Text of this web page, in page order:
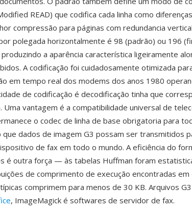
READ) que codifica cada linha como
compressão para páginas com redundancia
polegada horizontalmente é 98 (padrão) ou 196
a aparência característica ligeiramente
A codificação foi cuidadosamente otimizada
em tempo real dos modems dos anos 1980
de codificação é decodificação tinha que
Uma vantagem é a compatibilidade universal de
o codec de linha de base obrigatoria para
que dados de imagem G3 possam ser transmitidos
de fax em todo o mundo. A eficiência do
é outra força — às tabelas Huffman foram
de comprimento de execução encontradas
comprimem para menos de 30 KB. Arquivos
, ImageMagick é softwares de servidor de fax.